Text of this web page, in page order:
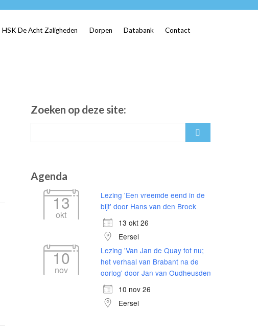
HSK De Acht Zaligheden Dorpen Databank Contact
Zoeken op deze site:
Agenda
13
okt
Lezing 'Een vreemde eend in de
bijt' door Hans van den Broek
13 okt 26
Eersel
10
nov
Lezing 'Van Jan de Quay tot nu;
het verhaal van Brabant na de
oorlog' door Jan van Oudheusden
10 nov 26
Eersel